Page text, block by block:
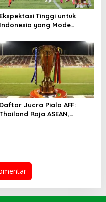
Ekspektasi Tinggi untuk
Indonesia yang Mode
Daftar Juara Piala AFF:
Thailand Raja ASEAN,